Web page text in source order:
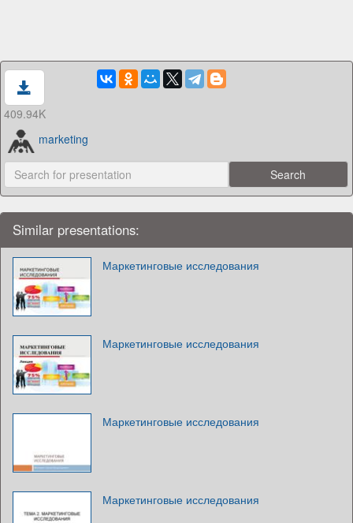
409.94K
marketing
Similar presentations:
Маркетинговые исследования
Маркетинговые исследования
Маркетинговые исследования
Маркетинговые исследования